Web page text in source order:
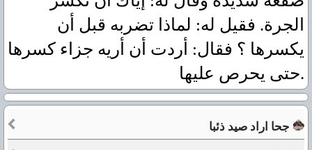
الجرة. فقيل له: لماذا تضربه قبل أن
يكسرها ؟ فقال: أردت أن أريه جزاء كسرها
حتى يحرص عليها.
جحا اراد صيد ذئبا